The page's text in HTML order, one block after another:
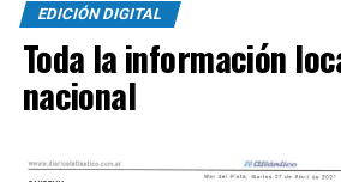
A partir de ahí, todo fue de
constante de los volantes, la
Verón y Ullúa en la gestación y los
y el propio Vásquez hacían que
EDICIÓN DIGITAL
Toda la información
nacional